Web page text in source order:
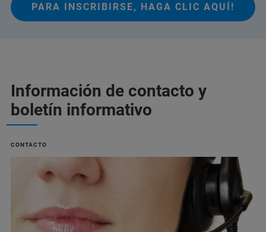
PARA INSCRIBIRSE, HAGA CLIC AQUÍ!
Información de contacto y
boletín informativo
CONTACTO